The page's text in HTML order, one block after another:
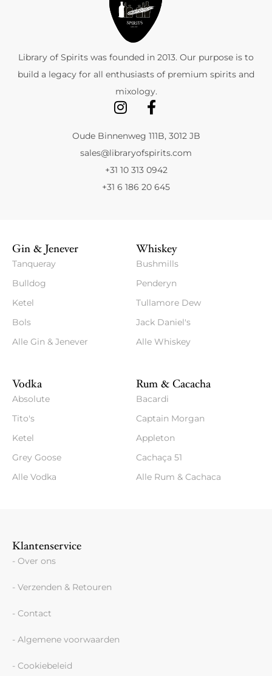
Library of Spirits was founded in 2013. Our purpose is to
build a legacy for all enthusiasts of premium spirits and
mixology.
Oude Binnenweg 111B, 3012 JB
sales@libraryofspirits.com
+31 10 313 0942
+31 6 186 20 645
Gin & Jenever
Tanqueray
Bulldog
Ketel
Bols
Alle Gin & Jenever
Whiskey
Bushmills
Penderyn
Tullamore Dew
Jack Daniel's
Alle Whiskey
Vodka
Absolute
Tito's
Ketel
Grey Goose
Alle Vodka
Rum & Cacacha
Bacardi
Captain Morgan
Appleton
Cachaça 51
Alle Rum & Cachaca
Klantenservice
- Over ons
- Verzenden & Retouren
- Contact
- Algemene voorwaarden
- Cookiebeleid